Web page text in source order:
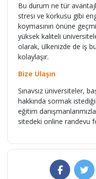
Bu durum ne tür
stresi ve korkusu gibi
koymasının önüne
yüksek kaliteli
olarak, ülkenizde de iş
kolaylaşır.
Bize Ulaşın
Sınavsız üniversiteler,
hakkında sormak
eğitim
sitedeki online randevu